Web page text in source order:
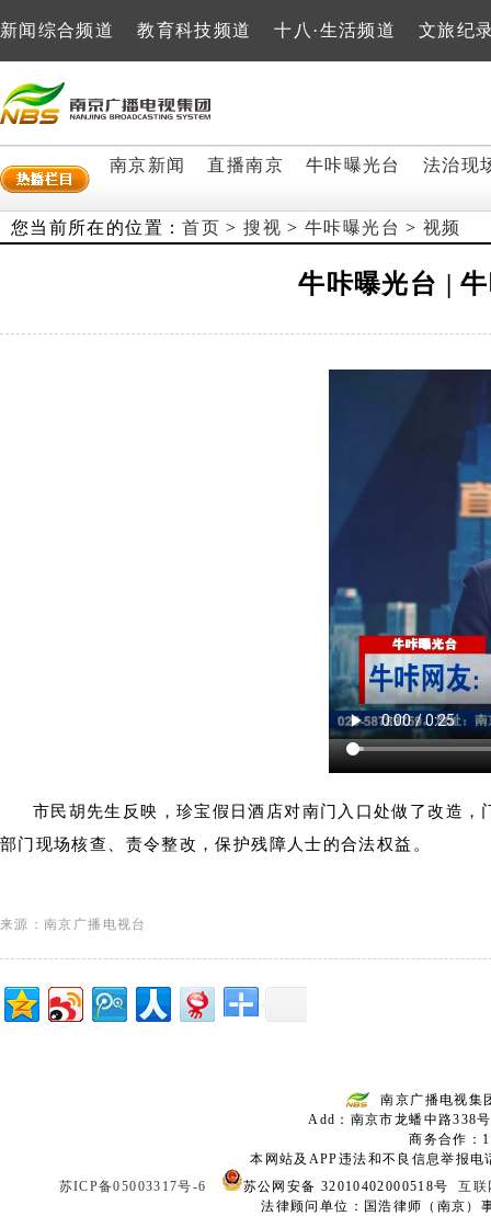
新闻综合频道 教育科技频道 十八·生活频道 文旅纪
南京新闻 直播南京 牛咔曝光台 法治现
您当前所在的位置：首页 >搜视 >牛咔曝光台 >视频
牛咔曝光台 |
市民胡先生反映，珍宝假日酒店对南门入口处做了改造
部门现场核查、责令整改，保护残障人士的合法权益。
来源：南京广播电视台
南京广播电视集
Add：南京市龙蟠中路
商务合作：
本网站及APP违法和不良信息举报
苏ICP备05003317号-6
苏公网安备 32010402000518号互联
法律顾问单位：国浩律师（南京）